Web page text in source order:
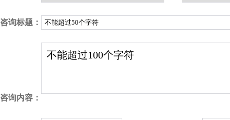
咨询标题：
咨询内容：